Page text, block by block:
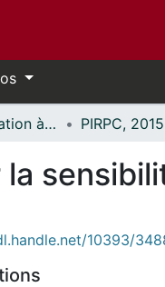
Programme d’initiation à la recherche au premier cycle (PIRPC) // Undergraduate Research Opportunity Program (UROP)
10393/